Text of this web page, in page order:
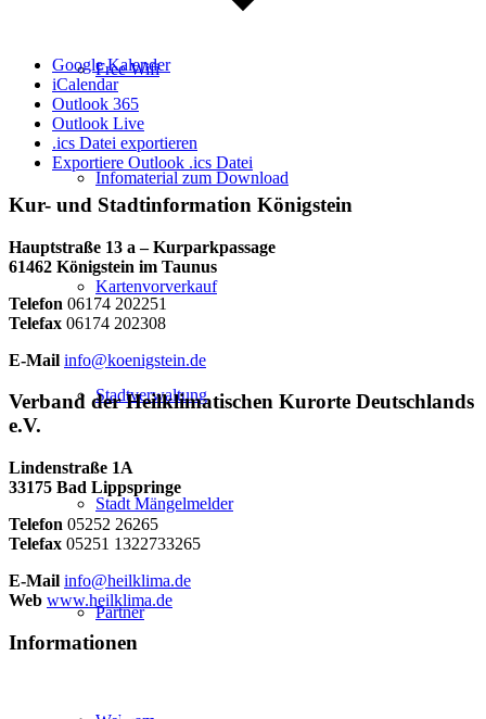
Free Wifi
Infomaterial zum Download
Kartenvorverkauf
Stadtverwaltung
Stadt Mängelmelder
Partner
Google Kalender
iCalendar
Outlook 365
Outlook Live
.ics Datei exportieren
Exportiere Outlook .ics Datei
Kur- und Stadtinformation Königstein
Hauptstraße 13 a – Kurparkpassage
61462 Königstein im Taunus
Telefon 06174 202251
Telefax 06174 202308
E-Mail info@koenigstein.de
Verband der Heilklimatischen Kurorte Deutschlands
e.V.
Lindenstraße 1A
33175 Bad Lippspringe
Telefon 05252 26265
Telefax 05251 1322733265
E-Mail info@heilklima.de
Web www.heilklima.de
Informationen